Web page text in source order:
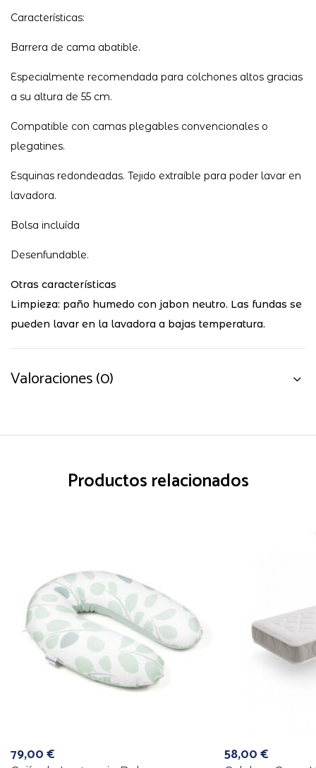
Características:
Barrera de cama abatible.
Especialmente recomendada para colchones altos gracias
a su altura de 55 cm.
Compatible con camas plegables convencionales o
plegatines.
Esquinas redondeadas. Tejido extraíble para poder lavar en
lavadora.
Bolsa incluída
Desenfundable.
Otras características
Limpieza: paño humedo con jabon neutro. Las fundas se
pueden lavar en la lavadora a bajas temperatura.
Valoraciones (0)
Productos relacionados
79,00€ 58,00€